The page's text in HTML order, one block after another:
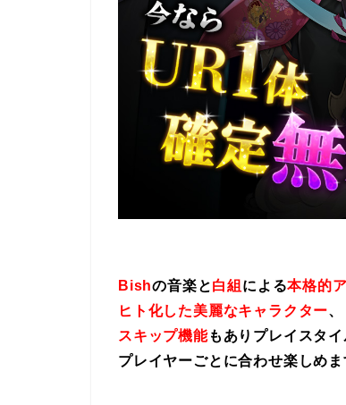
Bishの音楽と白組 による本格的
ヒト化した美麗なキャラクター、
スキップ機能もありプレイスタイ
プレイヤーごとに合わせ楽しめま